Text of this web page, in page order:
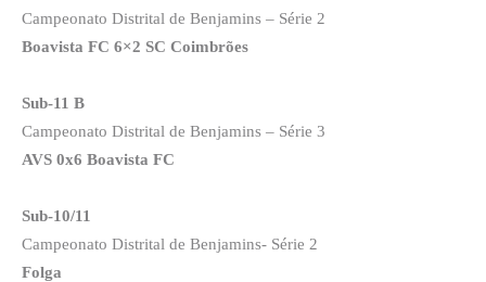
Campeonato Distrital de Benjamins – Série 2
Boavista FC 6×2 SC Coimbrões
Sub-11 B
Campeonato Distrital de Benjamins – Série 3
AVS 0x6 Boavista FC
Sub-10/11
Campeonato Distrital de Benjamins- Série 2
Folga